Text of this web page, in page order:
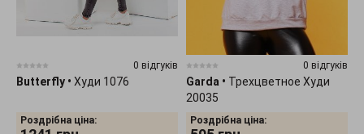
0 відгуків
Butterfly • Худи 1076
Роздрібна ціна:
0 відгуків
Garda • Трехцветное Худи
20035
Роздрібна ціна: